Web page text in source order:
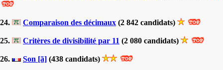
24. Comparaison des décimaux (2 842 candidats)
25. Critères de divisibilité par 11 (2 080 candidats)
26. Son [ã] (438 candidats)